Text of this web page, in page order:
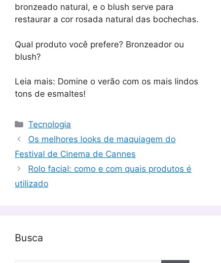
bronzeado natural, e o blush serve para
restaurar a cor rosada natural das bochechas.
Qual produto você prefere? Bronzeador ou
blush?
Leia mais: Domine o verão com os mais lindos
tons de esmaltes!
Categorias
Tecnologia
Os melhores looks de maquiagem do
Festival de Cinema de Cannes
Rolo facial: como e com quais produtos é
utilizado
Busca